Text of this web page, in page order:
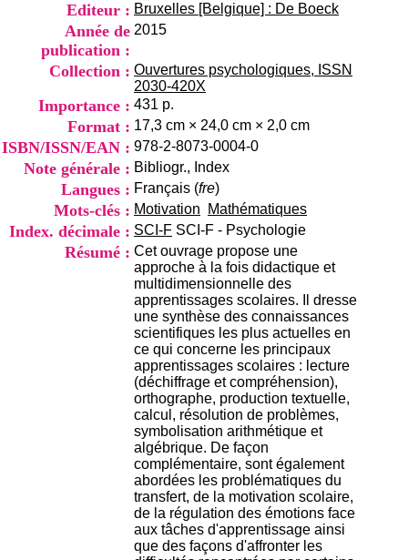
Editeur : Bruxelles [Belgique] : De Boeck
Année de
publication :
2015
Collection : Ouvertures psychologiques, ISSN
2030-420X
Importance : 431 p.
Format : 17,3 cm × 24,0 cm × 2,0 cm
ISBN/ISSN/EAN : 978-2-8073-0004-0
Note générale : Bibliogr., Index
Langues : Français (fre)
Mots-clés : Motivation Mathématiques
Index. décimale : SCI-F SCI-F - Psychologie
Résumé : Cet ouvrage propose une
approche à la fois didactique et
multidimensionnelle des
apprentissages scolaires. Il dresse
une synthèse des connaissances
scientifiques les plus actuelles en
ce qui concerne les principaux
apprentissages scolaires : lecture
(déchiffrage et compréhension),
orthographe, production textuelle,
calcul, résolution de problèmes,
symbolisation arithmétique et
algébrique. De façon
complémentaire, sont également
abordées les problématiques du
transfert, de la motivation scolaire,
de la régulation des émotions face
aux tâches d'apprentissage ainsi
que des façons d'affronter les
c
u
e
n
t
a
t
i
o
n
d
u
C
R
A
R
h
ô
n
e
-
A
l
p
e
s
C
e
n
t
r
e
H